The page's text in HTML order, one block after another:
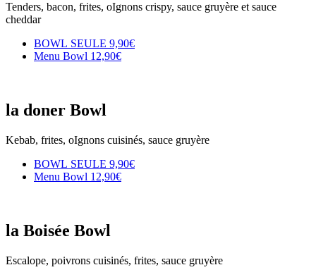
Tenders, bacon, frites, oIgnons crispy, sauce gruyère et sauce
cheddar​
BOWL SEULE 9,90€
Menu Bowl 12,90€
la doner Bowl
Kebab, frites, oIgnons cuisinés, sauce gruyère
BOWL SEULE 9,90€
Menu Bowl 12,90€
la Boisée Bowl
Escalope, poivrons cuisinés, frites, sauce gruyère